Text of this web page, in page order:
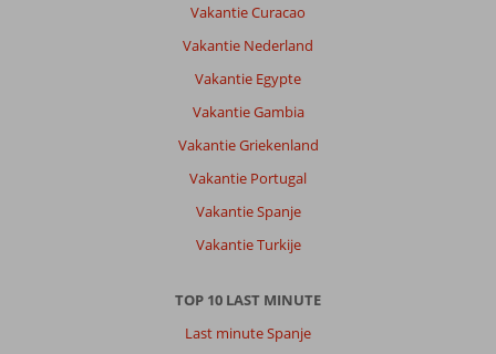
Vakantie Curacao
Vakantie Nederland
Vakantie Egypte
Vakantie Gambia
Vakantie Griekenland
Vakantie Portugal
Vakantie Spanje
Vakantie Turkije
TOP 10 LAST MINUTE
Last minute Spanje